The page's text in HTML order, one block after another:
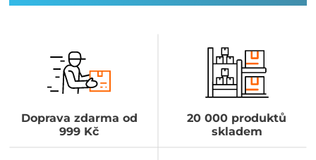
Doprava zdarma od
999 Kč
20 000 produktů
skladem